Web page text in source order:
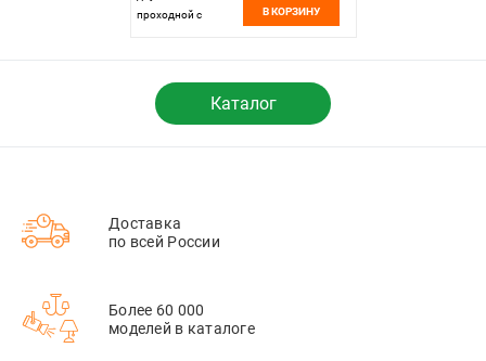
проходной с
В КОРЗИНУ
Каталог
Доставка
по всей России
Более 60 000
моделей в каталоге